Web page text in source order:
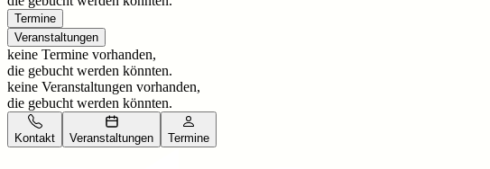
Termine
Veranstaltungen
keine Termine vorhanden,
die gebucht werden könnten.
keine Veranstaltungen vorhanden,
die gebucht werden könnten.
Kontakt Veranstaltungen Termine